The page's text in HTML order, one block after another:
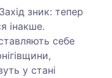
зник: тепер
інакше.
себе
у стані